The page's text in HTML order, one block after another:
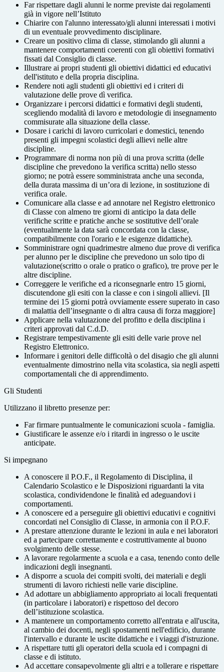
Far rispettare dagli alunni le norme previste dai regolamenti
già in vigore nell’Istituto
Chiarire con l'alunno interessato/gli alunni interessati i motivi
di un eventuale provvedimento disciplinare.
Creare un positivo clima di classe, stimolando gli alunni a
mantenere comportamenti coerenti con gli obiettivi formativi
fissati dal Consiglio di classe.
Illustrare ai propri studenti gli obiettivi didattici ed educativi
dell'istituto e della propria disciplina.
Rendere noti agli studenti gli obiettivi ed i criteri di
valutazione delle prove dì verifica.
Organizzare i percorsi didattici e formativi degli studenti,
scegliendo modalità di lavoro e metodologie di insegnamento
commisurate alla situazione della classe.
Dosare i carichi di lavoro curricolari e domestici, tenendo
presenti gli impegni scolastici degli allievi nelle altre
discipline.
Programmare di norma non più di una prova scritta (delle
discipline che prevedono la verifica scritta) nello stesso
giorno; ne potrà essere somministrata anche una seconda,
della durata massima di un’ora di lezione, in sostituzione di
verifica orale.
Comunicare alla classe e ad annotare nel Registro elettronico
di Classe con almeno tre giorni di anticipo la data delle
verifiche scritte e pratiche anche se sostitutive dell’orale
(eventualmente la data sarà concordata con la classe,
compatibilmente con l'orario e le esigenze didattiche).
Somministrare ogni quadrimestre almeno due prove di verifica
per alunno per le discipline che prevedono un solo tipo di
valutazione(scritto o orale o pratico o grafico), tre prove per le
altre discipline.
Correggere le verifiche ed a riconsegnarle entro 15 giorni,
discutendone gli esiti con la classe e con i singoli allievi. [Il
termine dei 15 giorni potrà ovviamente essere superato in caso
di malattia dell’insegnante o di altra causa di forza maggiore]
Applicare nella valutazione del profitto e della disciplina i
criteri approvati dal C.d.D.
Registrare tempestivamente gli esiti delle varie prove nel
Registro Elettronico.
Informare i genitori delle difficoltà o del disagio che gli alunni
eventualmente dimostrino nella vita scolastica, sia negli aspetti
comportamentali che di apprendimento.
Gli Studenti
Utilizzano il libretto presenze per:
Far firmare puntualmente le comunicazioni scuola - famiglia.
Giustificare le assenze e/o i ritardi in ingresso o le uscite
anticipate.
Si impegnano
A conoscere il P.O.F., il Regolamento di Disciplina, il
Calendario Scolastico e le Disposizioni riguardanti la vita
scolastica, condividendone le finalità ed adeguandovi i
comportamenti.
A conoscere ed a perseguire gli obiettivi educativi e cognitivi
concordati nel Consiglio di Classe, in armonia con il P.O.F.
A prestare attenzione durante le lezioni in aula e nei laboratori
ed a partecipare correttamente e costruttivamente al buono
svolgimento delle stesse.
A lavorare regolarmente a scuola e a casa, tenendo conto delle
indicazioni degli insegnanti.
A disporre a scuola dei compiti svolti, dei materiali e degli
strumenti di lavoro richiesti nelle varie discipline.
Ad adottare un abbigliamento appropriato ai locali frequentati
(in particolare i laboratori) e rispettoso del decoro
dell’istituzione scolastica.
A mantenere un comportamento corretto all'entrata e all'uscita,
al cambio dei docenti, negli spostamenti nell'edificio, durante
l'intervallo e durante le uscite didattiche e i viaggi d'istruzione.
A rispettare tutti gli operatori della scuola ed i compagni di
classe e di istituto.
Ad accettare consapevolmente gli altri e a tollerare e rispettare